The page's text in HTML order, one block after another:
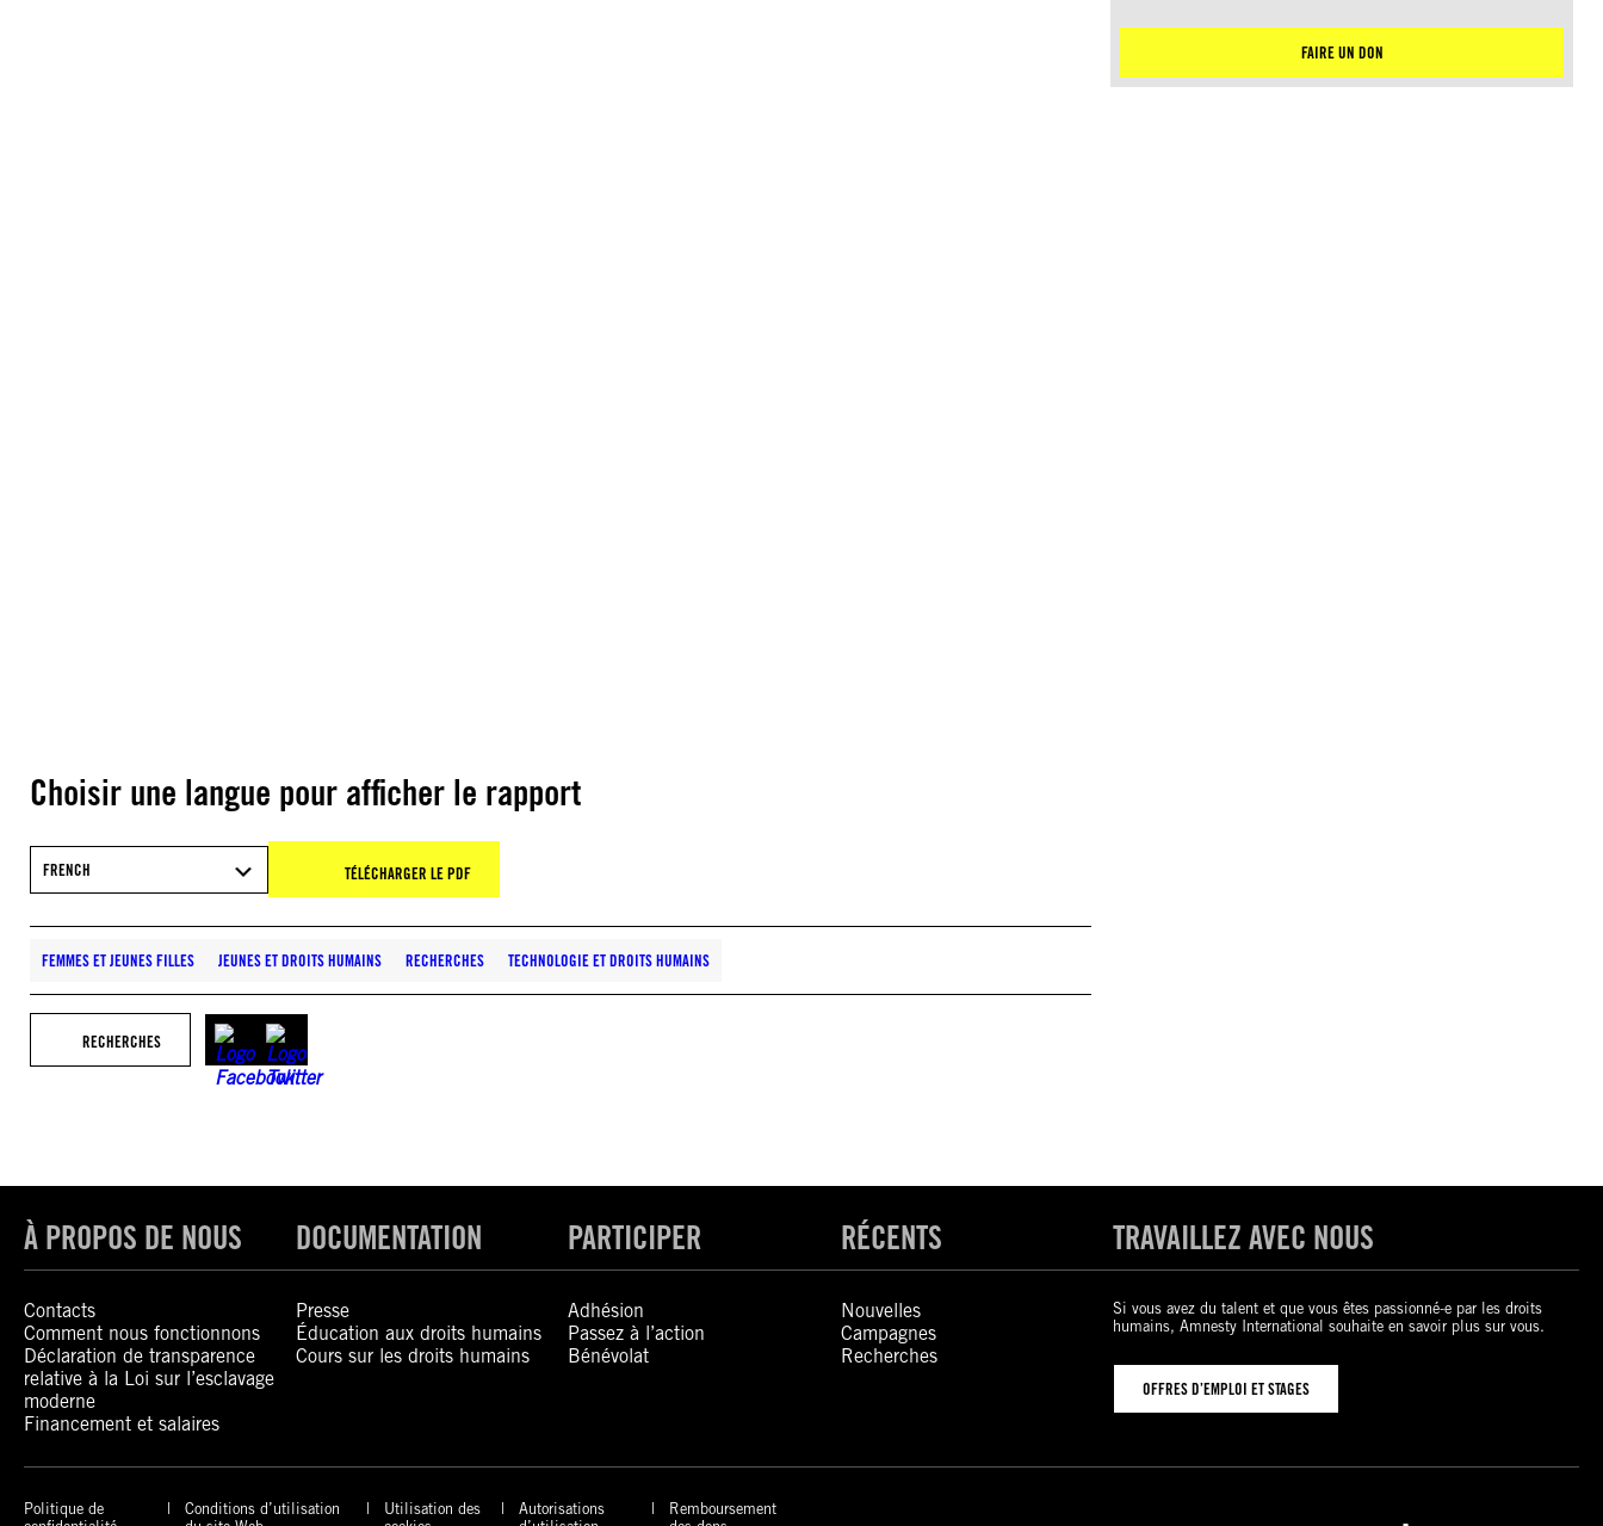
Choisir une langue pour afficher le rapport
FRENCH TÉLÉCHARGER LE PDF
FEMMES ET JEUNES FILLES JEUNES ET DROITS HUMAINS RECHERCHES TECHNOLOGIE ET DROITS HUMAINS
RECHERCHES
FAIRE UN DON
À PROPOS DE NOUS
Contacts
Comment nous fonctionnons
Déclaration de transparence
relative à la Loi sur l’esclavage
moderne
Financement et salaires
DOCUMENTATION
Presse
Éducation aux droits humains
Cours sur les droits humains
PARTICIPER
Adhésion
Passez à l’action
Bénévolat
RÉCENTS
Nouvelles
Campagnes
Recherches
TRAVAILLEZ AVEC NOUS
Si vous avez du talent et que vous êtes passionné-e par les droits
humains, Amnesty International souhaite en savoir plus sur vous.
OFFRES D’EMPLOI ET STAGES
Politique de
Conditions d’utilisation
Utilisation des
Autorisations
Remboursement